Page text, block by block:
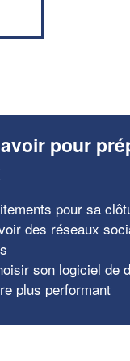
pour
pour sa
des réseaux
son logiciel de
plus performant